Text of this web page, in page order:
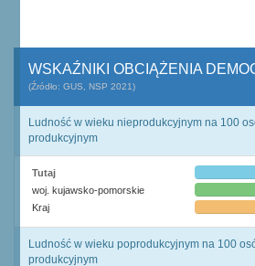
WSKAŹNIKI OBCIĄŻENIA
(Źródło: GUS, NSP 2021)
Ludność w wieku nieprodukcyjnym na 100
produkcyjnym
Tutaj
woj. kujawsko-pomorskie
Kraj
Ludność w wieku poprodukcyjnym na 100
produkcyjnym